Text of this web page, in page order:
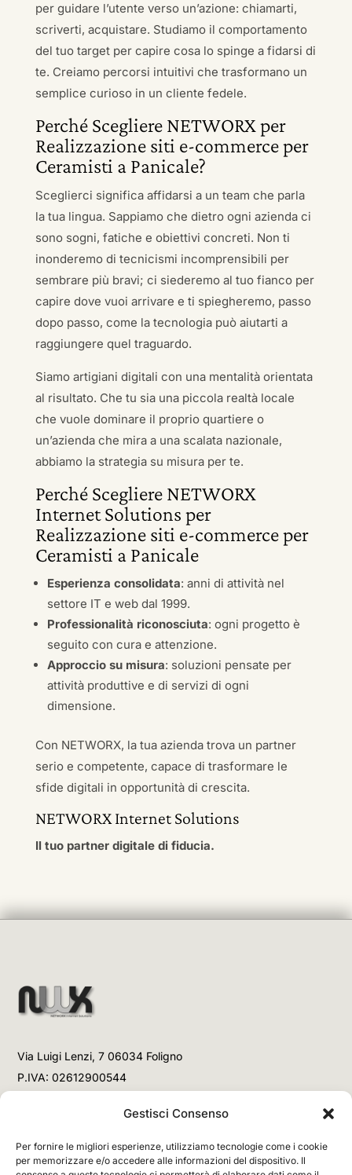
Gestisci Consenso
Per fornire le migliori esperienze, utilizziamo tecnologie come i cookie
per memorizzare e/o accedere alle informazioni del dispositivo. Il
per guidare l’utente verso un’azione: chiamarti,
scriverti, acquistare. Studiamo il comportamento
del tuo target per capire cosa lo spinge a fidarsi di
te. Creiamo percorsi intuitivi che trasformano un
semplice curioso in un cliente fedele.
Perché Scegliere NETWORX per
Realizzazione siti e-commerce per
Ceramisti a Panicale?
Sceglierci significa affidarsi a un team che parla
la tua lingua. Sappiamo che dietro ogni azienda ci
sono sogni, fatiche e obiettivi concreti. Non ti
inonderemo di tecnicismi incomprensibili per
sembrare più bravi; ci siederemo al tuo fianco per
capire dove vuoi arrivare e ti spiegheremo, passo
dopo passo, come la tecnologia può aiutarti a
raggiungere quel traguardo.
Siamo artigiani digitali con una mentalità orientata
al risultato. Che tu sia una piccola realtà locale
che vuole dominare il proprio quartiere o
un’azienda che mira a una scalata nazionale,
abbiamo la strategia su misura per te.
Perché Scegliere NETWORX
Internet Solutions per
Realizzazione siti e-commerce per
Ceramisti a Panicale
Esperienza consolidata: anni di attività nel
settore IT e web dal 1999.
Professionalità riconosciuta: ogni progetto è
seguito con cura e attenzione.
Approccio su misura: soluzioni pensate per
attività produttive e di servizi di ogni
dimensione.
Con NETWORX, la tua azienda trova un partner
serio e competente, capace di trasformare le
sfide digitali in opportunità di crescita.
NETWORX Internet Solutions
Il tuo partner digitale di fiducia.
Via Luigi Lenzi, 7 06034 Foligno
P.IVA: 02612900544
+39 3477853708 (Chiamata)